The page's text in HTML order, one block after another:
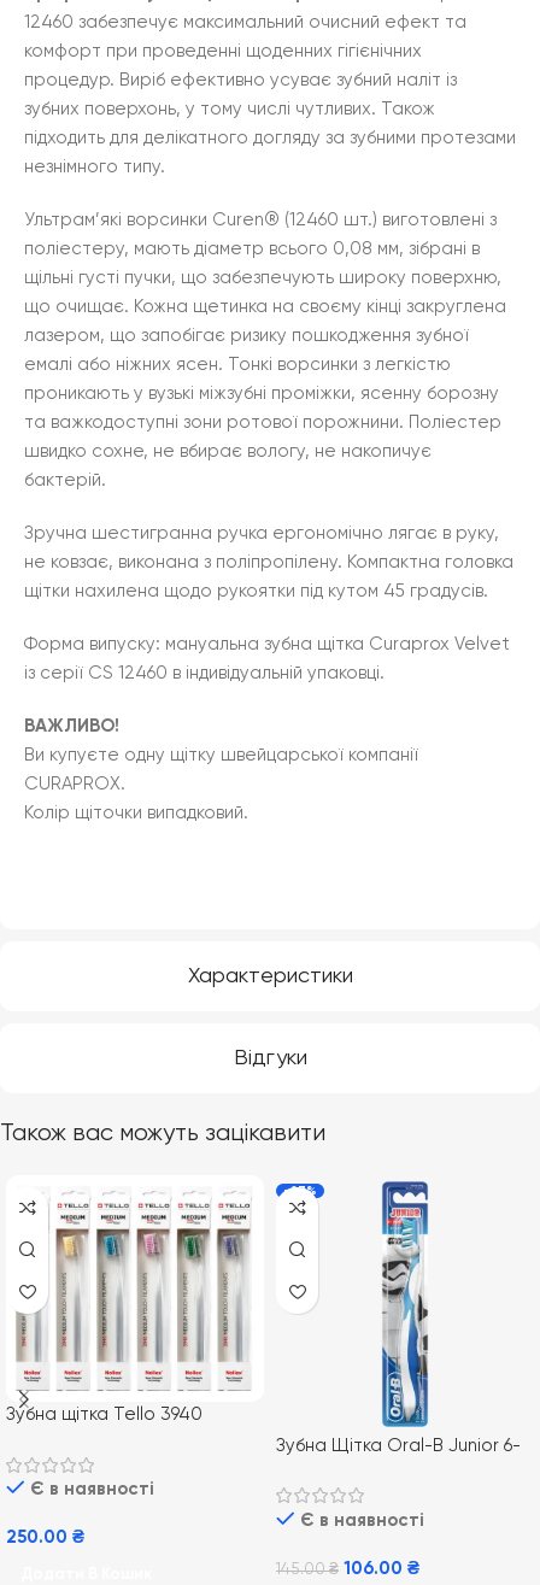
Характеристики
Відгуки
12460 забезпечує максимальний очисний ефект та
комфорт при проведенні щоденних гігієнічних
процедур. Виріб ефективно усуває зубний наліт із
зубних поверхонь, у тому числі чутливих. Також
підходить для делікатного догляду за зубними протезами
незнімного типу.
Ультрам’які ворсинки Curen® (12460 шт.) виготовлені з
поліестеру, мають діаметр всього 0,08 мм, зібрані в
щільні густі пучки, що забезпечують широку поверхню,
що очищає. Кожна щетинка на своєму кінці закруглена
лазером, що запобігає ризику пошкодження зубної
емалі або ніжних ясен. Тонкі ворсинки з легкістю
проникають у вузькі міжзубні проміжки, ясенну борозну
та важкодоступні зони ротової порожнини. Поліестер
швидко сохне, не вбирає вологу, не накопичує
бактерій.
Зручна шестигранна ручка ергономічно лягає в руку,
не ковзає, виконана з поліпропілену. Компактна головка
щітки нахилена щодо рукоятки під кутом 45 градусів.
Форма випуску: мануальна зубна щітка Curaprox Velvet
із серії CS 12460 в індивідуальній упаковці.
ВАЖЛИВО!
Ви купуєте одну щітку швейцарської компанії
CURAPROX.
Колір щіточки випадковий.
Також вас можуть зацікавити
Зубна щітка Tello 3940
blister
Є в наявності
250.00 ₴
-27%
Зубна Щітка Oral-B Junior 6-
Є в наявності
145.00₴ 106.00 ₴